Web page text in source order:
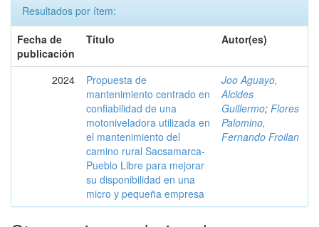
Resultados por ítem:
Fecha de
publicación
Título Autor(es)
2024
Propuesta de
mantenimiento centrado en
confiabilidad de una
motoniveladora utilizada en
el mantenimiento del
camino rural Sacsamarca-
Pueblo Libre para mejorar
su disponibilidad en una
micro y pequeña empresa
Joo Aguayo,
Alcides
Guillermo; Flores
Palomino,
Fernando Froilan